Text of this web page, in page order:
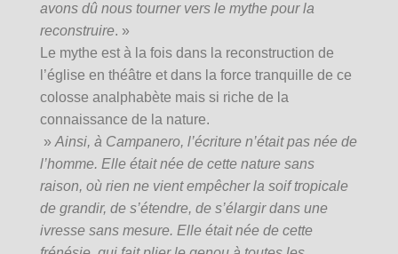
avons dû nous tourner vers le mythe pour la
reconstruire. »
Le mythe est à la fois dans la reconstruction de
l’église en théâtre et dans la force tranquille de ce
colosse analphabète mais si riche de la
connaissance de la nature.
» Ainsi, à Campanero, l’écriture n’était pas née de
l’homme. Elle était née de cette nature sans
raison, où rien ne vient empêcher la soif tropicale
de grandir, de s’étendre, de s’élargir dans une
ivresse sans mesure. Elle était née de cette